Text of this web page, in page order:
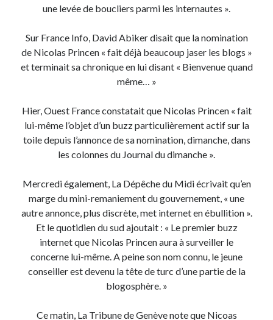
une levée de boucliers parmi les internautes ».
Sur France Info, David Abiker disait que la nomination
de Nicolas Princen « fait déjà beaucoup jaser les blogs »
et terminait sa chronique en lui disant « Bienvenue quand
même… »
Hier, Ouest France constatait que Nicolas Princen « fait
lui-même l’objet d’un buzz particulièrement actif sur la
toile depuis l’annonce de sa nomination, dimanche, dans
les colonnes du Journal du dimanche ».
Mercredi également, La Dépêche du Midi écrivait qu’en
marge du mini-remaniement du gouvernement, « une
autre annonce, plus discrète, met internet en ébullition ».
Et le quotidien du sud ajoutait : « Le premier buzz
internet que Nicolas Princen aura à surveiller le
concerne lui-même. A peine son nom connu, le jeune
conseiller est devenu la tête de turc d’une partie de la
blogosphère. »
Ce matin, La Tribune de Genève note que Nicoas